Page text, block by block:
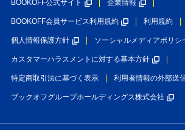
BOOKOFF公式サイト 企業情報
BOOKOFF会員サービス利用規約 利用規約
個人情報保護方針 ソーシャルメディアポリシ
カスタマーハラスメントに対する基本方針
特定商取引法に基づく表示 利用者情報の外部送
ブックオフグループホールディングス株式会社